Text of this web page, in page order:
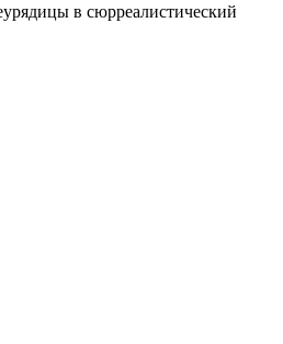
в сюрреалистический